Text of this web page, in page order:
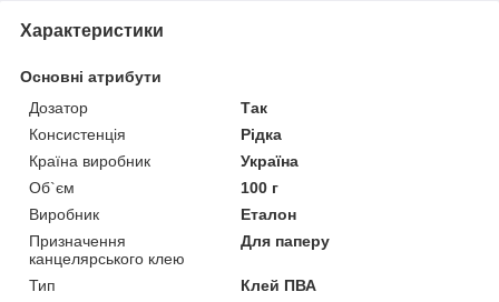
Характеристики
Основні атрибути
Дозатор
Так
Консистенція
Рідка
Країна виробник
Україна
Об`єм
100 г
Виробник
Еталон
Призначення
канцелярського клею
Для паперу
Тип
Клей ПВА